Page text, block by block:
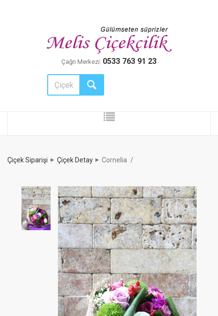
Çağrı Merkezi: 0533 763 91 23
Çiçek Siparişi Çiçek Detay Cornelia